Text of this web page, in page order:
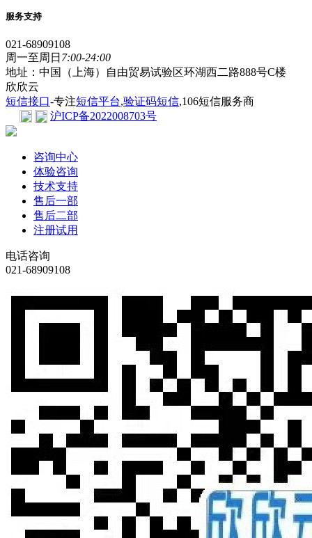
服务支持
021-68909108
周一至周日 7:00-24:00
地址：中国（上海）自由贸易试验区环湖西二路888号C楼
欣欣云
短信接口-专注短信平台,验证码短信,106短信服务商
沪ICP备2022008703号
咨询中心
体验咨询
技术支持
售后一部
售后二部
注册试用
电话咨询
021-68909108